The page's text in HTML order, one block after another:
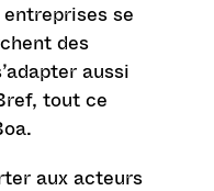
se
des
aussi
tout ce
aux acteurs